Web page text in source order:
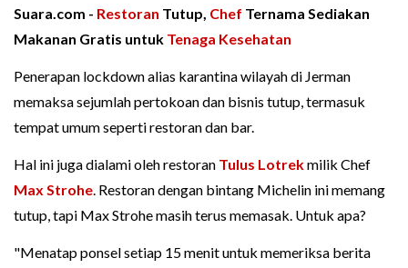
Suara.com - Restoran Tutup, Chef Ternama Sediakan
Makanan Gratis untuk Tenaga Kesehatan
Penerapan lockdown alias karantina wilayah di Jerman
memaksa sejumlah pertokoan dan bisnis tutup, termasuk
tempat umum seperti restoran dan bar.
Hal ini juga dialami oleh restoran Tulus Lotrekmilik Chef
Max Strohe. Restoran dengan bintang Michelin ini memang
tutup, tapi Max Strohe masih terus memasak. Untuk apa?
"Menatap ponsel setiap 15 menit untuk memeriksa berita